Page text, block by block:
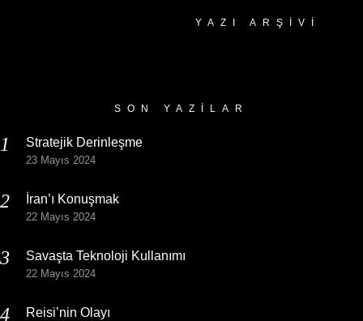
YAZI ARŞIVI
SON YAZILAR
Stratejik Derinleşme
23 Mayıs 2024
İran’ı Konuşmak
22 Mayıs 2024
Savaşta Teknoloji Kullanımı
22 Mayıs 2024
Reisi’nin Olayı